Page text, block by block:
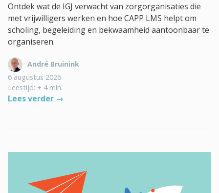
Ontdek wat de IGJ verwacht van zorgorganisaties die
met vrijwilligers werken en hoe CAPP LMS helpt om
scholing, begeleiding en bekwaamheid aantoonbaar te
organiseren.
André Bruinink
6 augustus 2026
Leestijd: ± 4 min.
Lees verder →